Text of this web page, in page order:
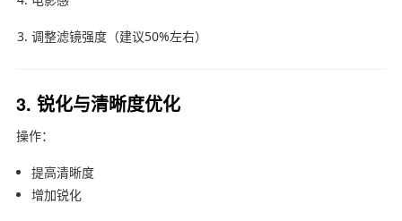
调整滤镜强度（建议50%左右）
3. 锐化与清晰度优化
操作：
提高清晰度
增加锐化